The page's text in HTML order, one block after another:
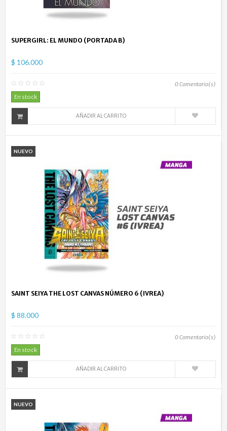
SUPERGIRL: EL MUNDO (PORTADA B)
$ 106.000
0Comentario(s)
En stock
AÑADIR AL CARRITO
NUEVO
SAINT SEIYA THE LOST CANVAS NÚMERO 6 (IVREA)
$ 88.000
0Comentario(s)
En stock
AÑADIR AL CARRITO
NUEVO